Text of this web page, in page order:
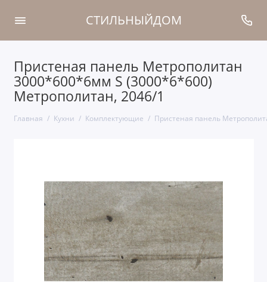
СТИЛЬНЫЙДОМ
Пристеная панель Метрополитан
3000*600*6мм S (3000*6*600)
Метрополитан, 2046/1
Главная Кухни Комплектующие Пристеная панель